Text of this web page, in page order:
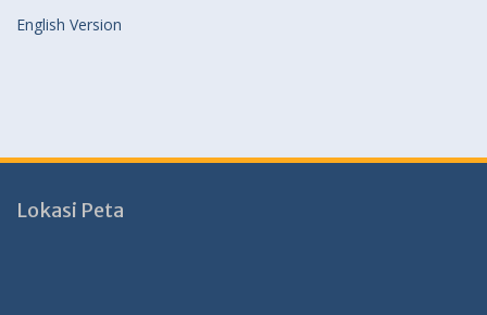
English Version
Lokasi Peta